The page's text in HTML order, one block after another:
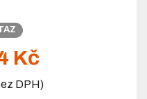
Kč
DPH)